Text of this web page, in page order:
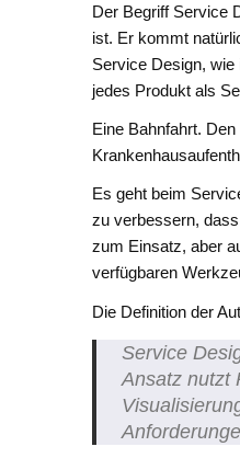
Der Begriff Service
ist. Er kommt
Service Design,
jedes Produkt als
Eine Bahnfahrt.
Es geht beim
zu verbessern,
zum Einsatz, aber
verfügbaren
Die Definition der
Service
Ansatz nutzt